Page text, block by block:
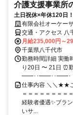
介護支援事業所
土日祝休×年休120日
有限会社オーケー
交通・アクセス 八
月給235,000円～
千葉県八千代市
勤務時間詳細 実働
り20日 〜 21日 ⏰
━━･･━━･･━━･
仕事内容 ＼＼★★
＝＝＝＝＝＝＝＝
経験者優遇✨ブラ
いサ...